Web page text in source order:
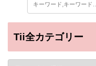
Tii全カテゴリー